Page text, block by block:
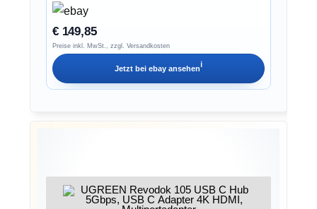
€ 149,85
Preise inkl. MwSt., zzgl. Versandkosten
Jetzt bei ebay ansehenℹ︎